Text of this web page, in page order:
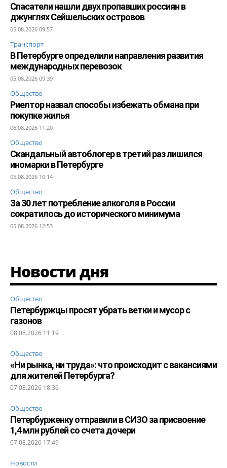
Спасатели нашли двух пропавших россиян в
джунглях Сейшельских островов
05.08.2026 09:57
Транспорт
В Петербурге определили направления развития
международных перевозок
05.08.2026 09:39
Общество
Риелтор назвал способы избежать обмана при
покупке жилья
06.08.2026 11:20
Общество
Скандальный автоблогер в третий раз лишился
иномарки в Петербурге
05.08.2026 10:14
Общество
За 30 лет потребление алкоголя в России
сократилось до исторического минимума
05.08.2026 12:53
Новости дня
Общество
Петербуржцы просят убрать ветки и мусор с
газонов
08.08.2026 11:19
Общество
«Ни рынка, ни труда»: что происходит с вакансиями
для жителей Петербурга?
07.08.2026 18:36
Общество
Петербурженку отправили в СИЗО за присвоение
1,4 млн рублей со счета дочери
07.08.2026 17:49
Новости